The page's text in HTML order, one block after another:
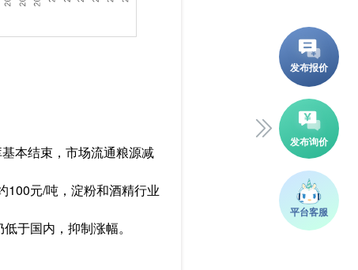
本结束，市场流通粮源减
100元/吨，淀粉和酒精行业
于国内，抑制涨幅。